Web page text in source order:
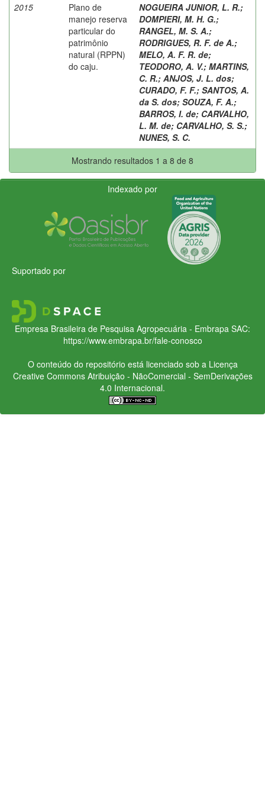
2015
Plano de
manejo reserva
particular do
patrimônio
natural (RPPN)
do caju.
NOGUEIRA JUNIOR, L. R.;
DOMPIERI, M. H. G.;
RANGEL, M. S. A.;
RODRIGUES, R. F. de A.;
MELO, A. F. R. de;
TEODORO, A. V.; MARTINS,
C. R.; ANJOS, J. L. dos;
CURADO, F. F.; SANTOS, A.
da S. dos; SOUZA, F. A.;
BARROS, I. de; CARVALHO,
L. M. de; CARVALHO, S. S.;
NUNES, S. C.
Mostrando resultados 1 a 8 de 8
Indexado por
Suportado por
Empresa Brasileira de Pesquisa Agropecuária - Embrapa SAC:
https://www.embrapa.br/fale-conosco
O conteúdo do repositório está licenciado sob a Licença
Creative CommonsAtribuição - NãoComercial - SemDerivações
4.0 Internacional.